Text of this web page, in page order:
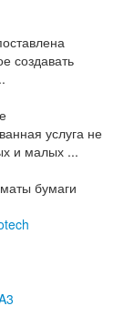
создавать
услуга не
и малых ...
бумаги